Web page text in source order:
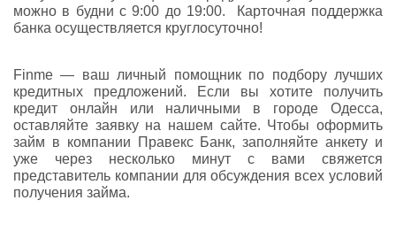
можно в будни с 9:00 до 19:00. Карточная поддержка
банка осуществляется круглосуточно!
Finme — ваш личный помощник по подбору лучших
кредитных предложений. Если вы хотите получить
кредит онлайн или наличными в городе Одесса,
оставляйте заявку на нашем сайте. Чтобы оформить
займ в компании Правекс Банк, заполняйте анкету и
уже через несколько минут с вами свяжется
представитель компании для обсуждения всех условий
получения займа.